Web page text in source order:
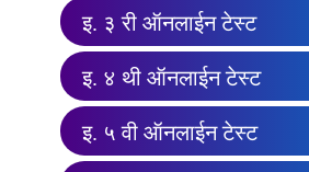
इ. ३ री ऑनलाईन टेस्ट
इ. ४ थी ऑनलाईन टेस्ट
इ. ५ वी ऑनलाईन टेस्ट